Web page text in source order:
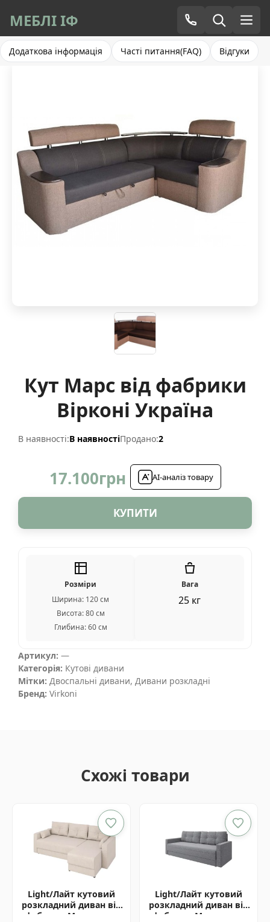
МЕБЛІ ІФ
Додаткова інформація Часті питання(FAQ) Відгуки
Кут Марс від фабрики
Вірконі Україна
В наявності:В наявностіПродано:2
17.100грн AI-аналіз товару
КУПИТИ
Розміри
Ширина: 120 см
Висота: 80 см
Глибина: 60 см
Вага
25 кг
Артикул: —
Категорія: Кутові дивани
Мітки: Двоспальні дивани, Дивани розкладні
Бренд: Virkoni
Схожі товари
Light/Лайт кутовий
розкладний диван від
фабрики Матролюкс
Light/Лайт кутовий
розкладний диван від
фабрики Матролюкс